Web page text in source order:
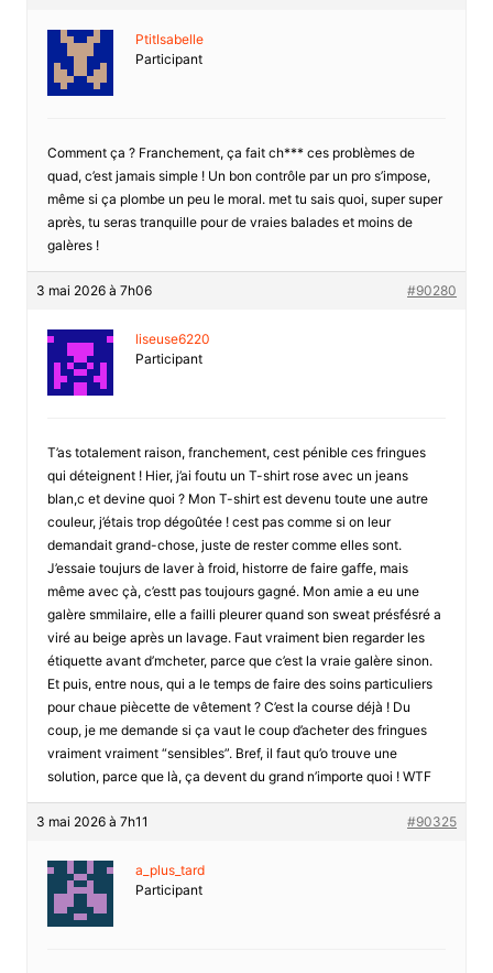
PtitIsabelle
Participant
Comment ça ? Franchement, ça fait ch*** ces problèmes de
quad, c’est jamais simple ! Un bon contrôle par un pro s’impose,
même si ça plombe un peu le moral. met tu sais quoi, super super
après, tu seras tranquille pour de vraies balades et moins de
galères !
3 mai 2026 à 7h06 #90280
liseuse6220
Participant
T’as totalement raison, franchement, cest pénible ces fringues
qui déteignent ! Hier, j’ai foutu un T-shirt rose avec un jeans
blan,c et devine quoi ? Mon T-shirt est devenu toute une autre
couleur, j’étais trop dégoûtée ! cest pas comme si on leur
demandait grand-chose, juste de rester comme elles sont.
J’essaie toujurs de laver à froid, historre de faire gaffe, mais
même avec çà, c’estt pas toujours gagné. Mon amie a eu une
galère smmilaire, elle a failli pleurer quand son sweat présfésré a
viré au beige après un lavage. Faut vraiment bien regarder les
étiquette avant d’mcheter, parce que c’est la vraie galère sinon.
Et puis, entre nous, qui a le temps de faire des soins particuliers
pour chaue piècette de vêtement ? C’est la course déjà ! Du
coup, je me demande si ça vaut le coup d’acheter des fringues
vraiment vraiment “sensibles”. Bref, il faut qu’o trouve une
solution, parce que là, ça devent du grand n’importe quoi ! WTF
3 mai 2026 à 7h11 #90325
a_plus_tard
Participant